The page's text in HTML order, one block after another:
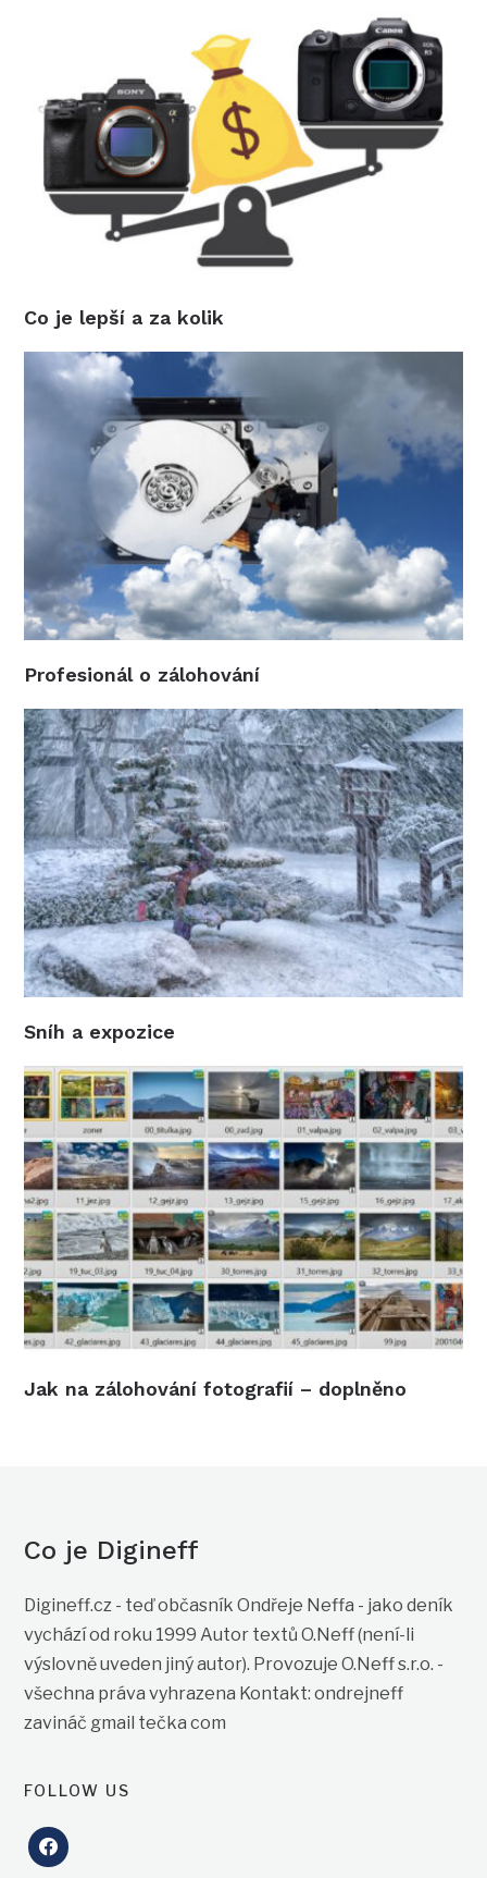
Co je lepší a za kolik
Profesionál o zálohování
Sníh a expozice
Jak na zálohování fotografií – doplněno
Co je Digineff
Digineff.cz - teď občasník Ondřeje Neffa - jako deník
vychází od roku 1999 Autor textů O.Neff (není-li
výslovně uveden jiný autor). Provozuje O.Neff s.r.o. -
všechna práva vyhrazena Kontakt: ondrejneff
zavináč gmail tečka com
FOLLOW US
facebook